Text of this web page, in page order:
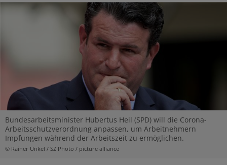
Bundesarbeitsminister Hubertus Heil (SPD) will die Corona-
Arbeitsschutzverordnung anpassen, um Arbeitnehmern
Impfungen während der Arbeitszeit zu ermöglichen.
© Rainer Unkel / SZ Photo / picture alliance